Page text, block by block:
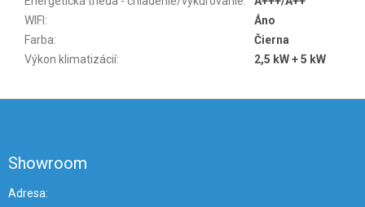
WIFI :
Áno
Farba:
Čierna
Výkon klimatizácií: 2,5 kW + 5 kW
Showroom
Adresa: